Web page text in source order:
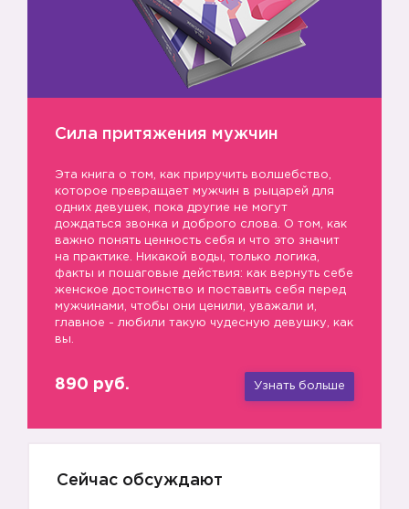
Сила притяжения мужчин
Эта книга о том, как приручить волшебство,
которое превращает мужчин в рыцарей для
одних девушек, пока другие не могут
дождаться звонка и доброго слова. О том, как
важно понять ценность себя и что это значит
на практике. Никакой воды, только логика,
факты и пошаговые действия: как вернуть себе
женское достоинство и поставить себя перед
мужчинами, чтобы они ценили, уважали и,
главное - любили такую чудесную девушку, как
вы.
890 руб. Узнать больше
Сейчас обсуждают